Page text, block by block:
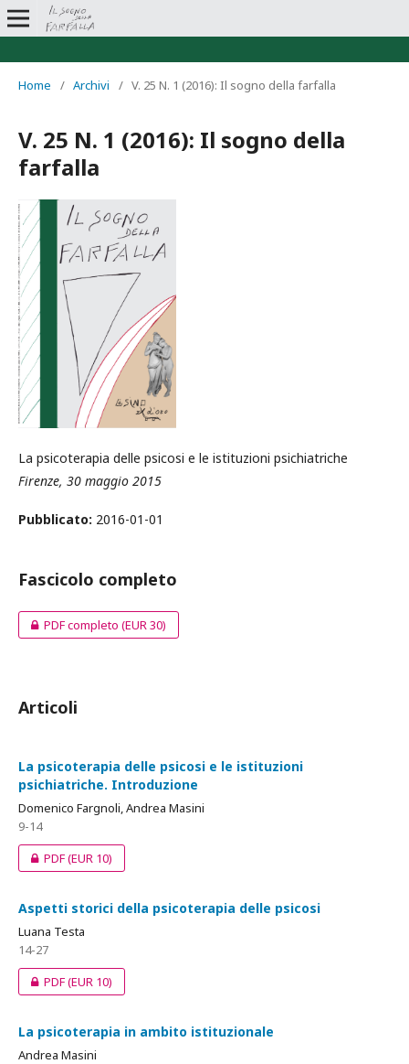
Home / Archivi / V. 25 N. 1 (2016): Il sogno della farfalla
V. 25 N. 1 (2016): Il sogno della
farfalla
La psicoterapia delle psicosi e le istituzioni psichiatriche
Firenze, 30 maggio 2015
Pubblicato: 2016-01-01
Fascicolo completo
PDF completo(EUR 30)
Articoli
La psicoterapia delle psicosi e le istituzioni
psichiatriche. Introduzione
Domenico Fargnoli, Andrea Masini
9-14
PDF(EUR 10)
Aspetti storici della psicoterapia delle psicosi
Luana Testa
14-27
PDF(EUR 10)
La psicoterapia in ambito istituzionale
Andrea Masini